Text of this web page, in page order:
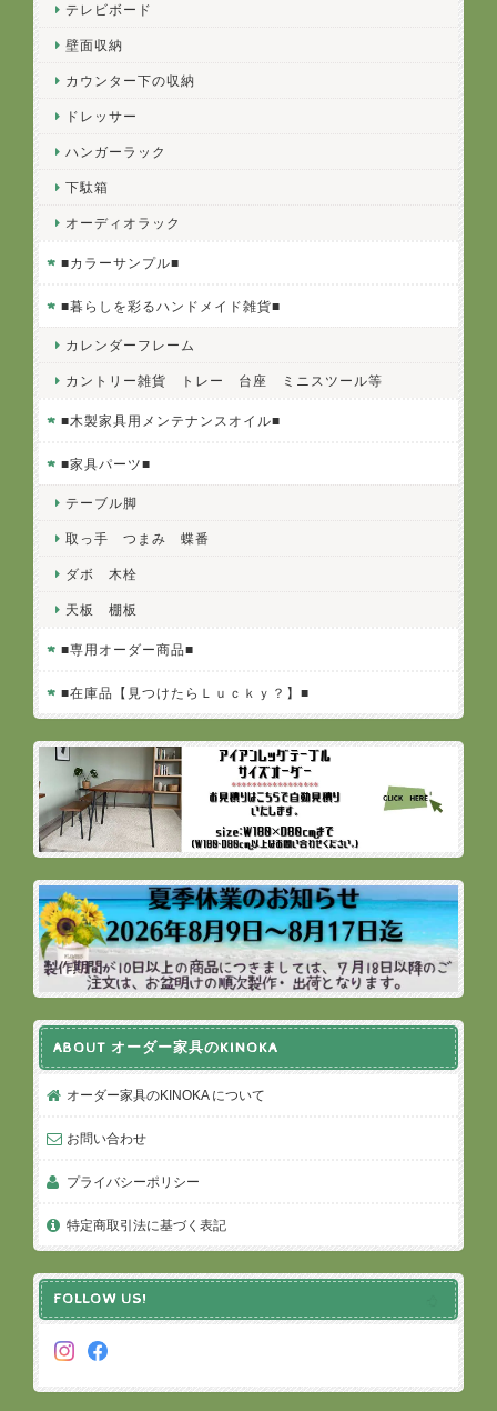
テレビボード
壁面収納
カウンター下の収納
ドレッサー
ハンガーラック
下駄箱
オーディオラック
■カラーサンプル■
■暮らしを彩るハンドメイド雑貨■
カレンダーフレーム
カントリー雑貨 トレー 台座 ミニスツール等
■木製家具用メンテナンスオイル■
■家具パーツ■
テーブル脚
取っ手 つまみ 蝶番
ダボ 木栓
天板 棚板
■専用オーダー商品■
■在庫品【見つけたらＬｕｃｋｙ？】■
ABOUT オーダー家具のKINOKA
オーダー家具のKINOKA について
お問い合わせ
プライバシーポリシー
特定商取引法に基づく表記
FOLLOW US!